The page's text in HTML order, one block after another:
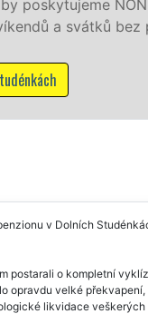
v Dolních
postarali o kompletní
velké překvapení,
likvidace